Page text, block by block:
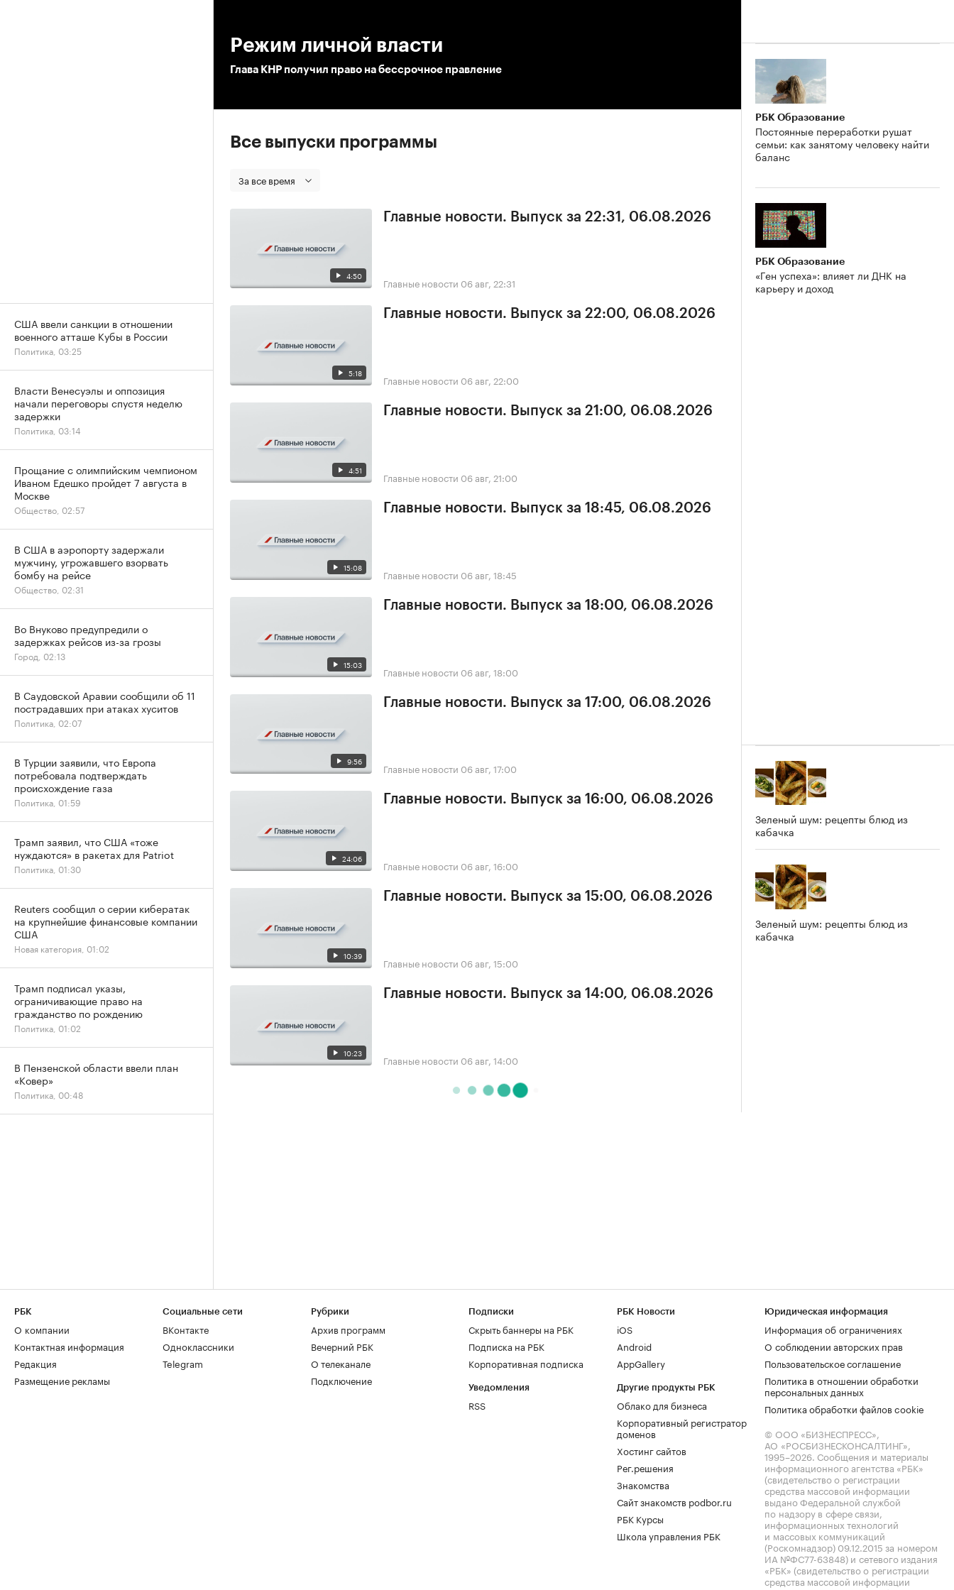
Режим личной власти
Глава КНР получил право на бессрочное правление
Все выпуски программы
За все время
4:50
Главные новости. Выпуск за 22:31, 06.08.2026
Главные новости 06 авг, 22:31
5:18
Главные новости. Выпуск за 22:00, 06.08.2026
Главные новости 06 авг, 22:00
4:51
Главные новости. Выпуск за 21:00, 06.08.2026
Главные новости 06 авг, 21:00
15:08
Главные новости. Выпуск за 18:45, 06.08.2026
Главные новости 06 авг, 18:45
15:03
Главные новости. Выпуск за 18:00, 06.08.2026
Главные новости 06 авг, 18:00
9:56
Главные новости. Выпуск за 17:00, 06.08.2026
Главные новости 06 авг, 17:00
24:06
Главные новости. Выпуск за 16:00, 06.08.2026
Главные новости 06 авг, 16:00
10:39
Главные новости. Выпуск за 15:00, 06.08.2026
Главные новости 06 авг, 15:00
10:23
Главные новости. Выпуск за 14:00, 06.08.2026
Главные новости 06 авг, 14:00
РБК Образование
Постоянные переработки рушат
семьи: как занятому человеку найти
баланс
РБК Образование
«Ген успеха»: влияет ли ДНК на
карьеру и доход
Зеленый шум: рецепты блюд из
кабачка
Зеленый шум: рецепты блюд из
кабачка
США ввели санкции в отношении
военного атташе Кубы в России
Политика, 03:25
Власти Венесуэлы и оппозиция
начали переговоры спустя неделю
задержки
Политика, 03:14
Прощание с олимпийским чемпионом
Иваном Едешко пройдет 7 августа в
Москве
Общество, 02:57
В США в аэропорту задержали
мужчину, угрожавшего взорвать
бомбу на рейсе
Общество, 02:31
Во Внуково предупредили о
задержках рейсов из-за грозы
Город, 02:13
В Саудовской Аравии сообщили об 11
пострадавших при атаках хуситов
Политика, 02:07
В Турции заявили, что Европа
потребовала подтверждать
происхождение газа
Политика, 01:59
Трамп заявил, что США «тоже
нуждаются» в ракетах для Patriot
Политика, 01:30
Reuters сообщил о серии кибератак
на крупнейшие финансовые компании
США
Новая категория, 01:02
Трамп подписал указы,
ограничивающие право на
гражданство по рождению
Политика, 01:02
В Пензенской области ввели план
«Ковер»
Политика, 00:48
РБК
О компании
Контактная информация
Редакция
Размещение рекламы
Социальные сети
ВКонтакте
Одноклассники
Telegram
Рубрики
Архив программ
Вечерний РБК
О телеканале
Подключение
Подписки
Скрыть баннеры на РБК
Подписка на РБК
Корпоративная подписка
Уведомления
RSS
РБК Новости
iOS
Android
AppGallery
Другие продукты РБК
Облако для бизнеса
Корпоративный регистратор
доменов
Хостинг сайтов
Рег.решения
Знакомства
Сайт знакомств podbor.ru
РБК Курсы
Школа управления РБК
Юридическая информация
Информация об ограничениях
О соблюдении авторских прав
Пользовательское соглашение
Политика в отношении обработки
персональных данных
Политика обработки файлов cookie
© ООО «БИЗНЕСПРЕСС»,
АО «РОСБИЗНЕСКОНСАЛТИНГ»,
1995–2026. Сообщения и материалы
информационного агентства «РБК»
(свидетельство о регистрации
средства массовой информации
выдано Федеральной службой
по надзору в сфере связи,
информационных технологий
и массовых коммуникаций
(Роскомнадзор) 09.12.2015 за номером
ИА №ФС77-63848) и сетевого издания
«РБК» (свидетельство о регистрации
средства массовой информации